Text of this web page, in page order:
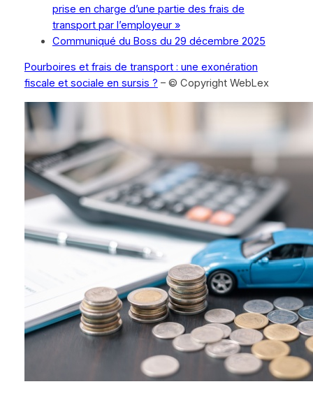
prise en charge d’une partie des frais de
transport par l’employeur »
Communiqué du Boss du 29 décembre 2025
Pourboires et frais de transport : une exonération
fiscale et sociale en sursis ? – © Copyright WebLex